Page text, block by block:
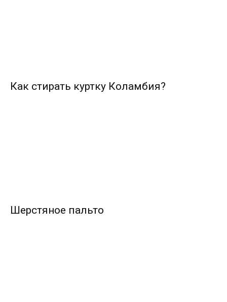
Как стирать куртку Коламбия?
Шерстяное пальто